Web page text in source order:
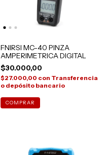
FNIRSI MC-40 PINZA
AMPERIMETRICA DIGITAL
$30.000,00
$27.000,00 con Transferencia
o depósito bancario